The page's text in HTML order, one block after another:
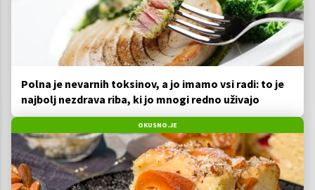
Polna je nevarnih toksinov, a jo imamo vsi radi: to je
najbolj nezdrava riba, ki jo mnogi redno uživajo
OKUSNO.JE